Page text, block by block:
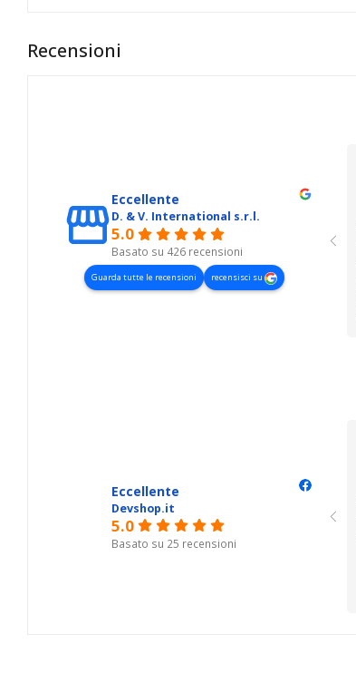
Recensioni
Eccellente
D. & V. International s.r.l.
5.0
Basato su 426 recensioni
Guarda tutte le recensioni recensisci su
Eccellente
Devshop.it
5.0
Basato su 25 recensioni